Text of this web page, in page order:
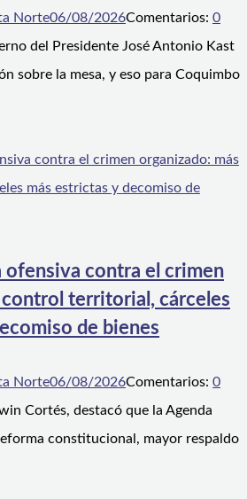
Norte06/08/2026Comentarios: 0
del Presidente José Antonio Kast
sobre la mesa, y eso para Coquimbo
ofensiva contra el crimen
territorial, cárceles
de bienes
Norte06/08/2026Comentarios: 0
Cortés, destacó que la Agenda
constitucional, mayor respaldo